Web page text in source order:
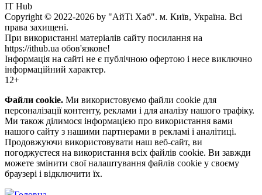
IT Hub
Copyright © 2022-2026 by "АйТі Хаб". м. Київ, Україна. Всі
права захищені.
При використанні матеріалів сайту посилання на
https://ithub.ua обов'язкове!
Інформація на сайті не є публічною офертою і несе виключно
інформаційний характер.
12+
Файли cookie. Ми використовуємо файли cookie для
персоналізації контенту, реклами і для аналізу нашого трафіку.
Ми також ділимося інформацією про використання вами
нашого сайту з нашими партнерами в рекламі і аналітиці.
Продовжуючи використовувати наш веб-сайт, ви
погоджуєтеся на використання всіх файлів cookie. Ви завжди
можете змінити свої налаштування файлів cookie у своєму
браузері і відключити їх.